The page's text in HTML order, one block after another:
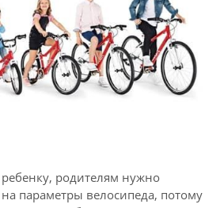
родителям нужно
параметры велосипеда, потому